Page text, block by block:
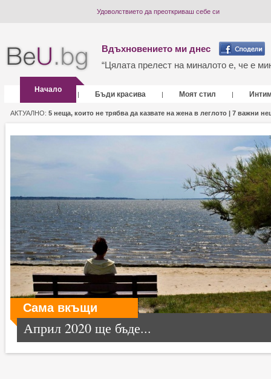
Удоволствието да преоткриваш себе си
Вдъхновението ми днес
“Цялата прелест на миналото е, че е
Начало
| Бъди красива | Моят стил |
АКТУАЛНО: 5 неща, които не трябва да казвате на жена в леглото | 7 важни
Сама вкъщи
Април 2020 ще бъде...